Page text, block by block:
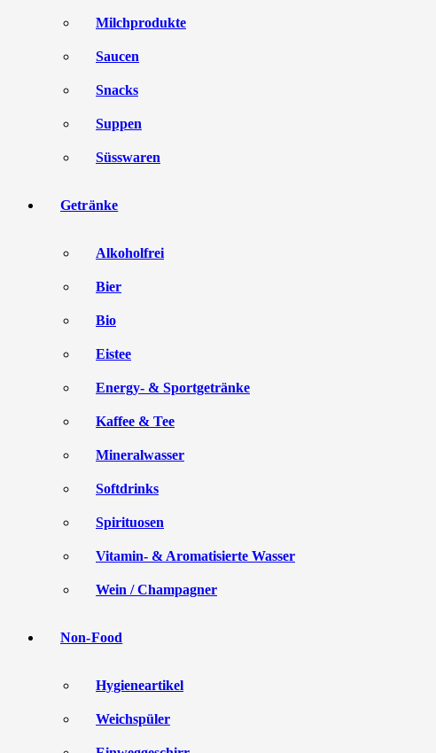
Milchprodukte
Saucen
Snacks
Suppen
Süsswaren
Getränke
Alkoholfrei
Bier
Bio
Eistee
Energy- & Sportgetränke
Kaffee & Tee
Mineralwasser
Softdrinks
Spirituosen
Vitamin- & Aromatisierte Wasser
Wein / Champagner
Non-Food
Hygieneartikel
Weichspüler